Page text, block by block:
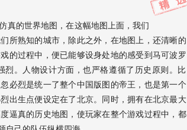
真的世界地图，在这幅地图上面，我们
所熟知的城市，除此之外，在地图上，还清晰的
的过程中，便已能够设身处地的感受到马可波罗
。人物设计方面，也严格遵循了历史原则。比
必烈是统一了整个中国版图的帝王，也是第一个
出生点便设定在了北京。同时，拥有在北京最大
逼真的历史地图，使玩家在整个游戏过程中，都